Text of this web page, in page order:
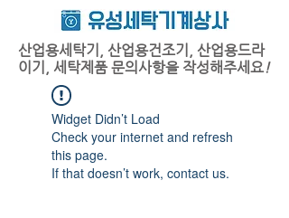
산업용세탁기, 산업용건조기, 산업용드라
이기, 세탁제품 문의사항을 작성해주세요!
Widget Didn’t Load
Check your internet and refresh
this page.
If that doesn’t work, contact us.